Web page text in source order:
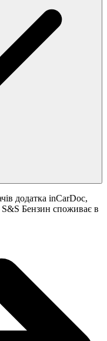
додатка inCarDoc,
Бензин споживає в